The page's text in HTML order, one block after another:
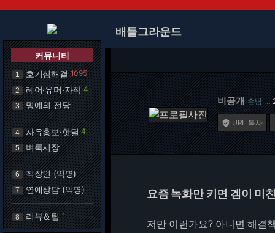
커뮤니티
1 호기심해결 1095
2 레어·유머·자작 4
3 명예의 전당
4 자유홍보·핫딜 4
5 벼룩시장
6 직장인 (익명)
7 연애상담 (익명)
8 리뷰＆팁 1
배틀그라운드
비공개 손님 …
 URL 복사
요즘 녹화만 키면 겜이 미
저만 이런가요? 아니면 해결